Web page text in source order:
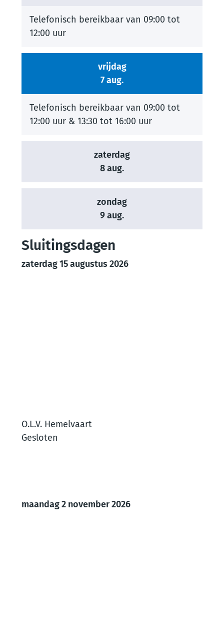
Telefonisch bereikbaar van 09:00 tot
12:00 uur
vrijdag
7 aug.
Telefonisch bereikbaar van 09:00 tot
12:00 uur & 13:30 tot 16:00 uur
zaterdag
8 aug.
zondag
9 aug.
Sluitingsdagen
zaterdag 15 augustus 2026
O.L.V. Hemelvaart
Gesloten
maandag 2 november 2026